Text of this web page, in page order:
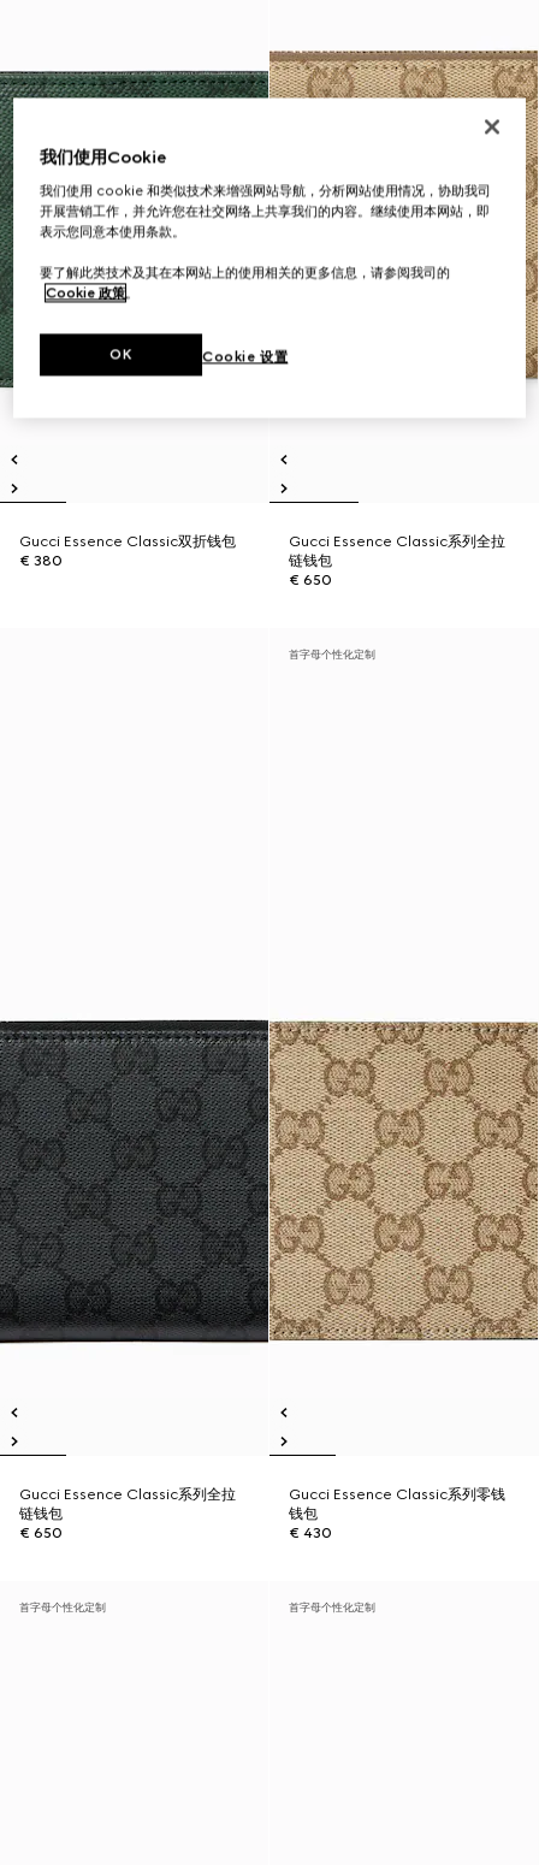
Gucci Essence Classic双折钱包
€ 380
Gucci Essence Classic系列全拉
链钱包
€ 650
Gucci Essence Classic系列全拉
链钱包
€ 650
首字母个性化定制
Gucci Essence Classic系列零钱
钱包
€ 430
首字母个性化定制 首字母个性化定制
我们使用Cookie
我们使用 cookie 和类似技术来增强网站导航，分析网站使用情况，协助我司
开展营销工作，并允许您在社交网络上共享我们的内容。继续使用本网站，即
表示您同意本使用条款。
要了解此类技术及其在本网站上的使用相关的更多信息，请参阅我司的
Cookie 政策。
Cookie 设置
OK